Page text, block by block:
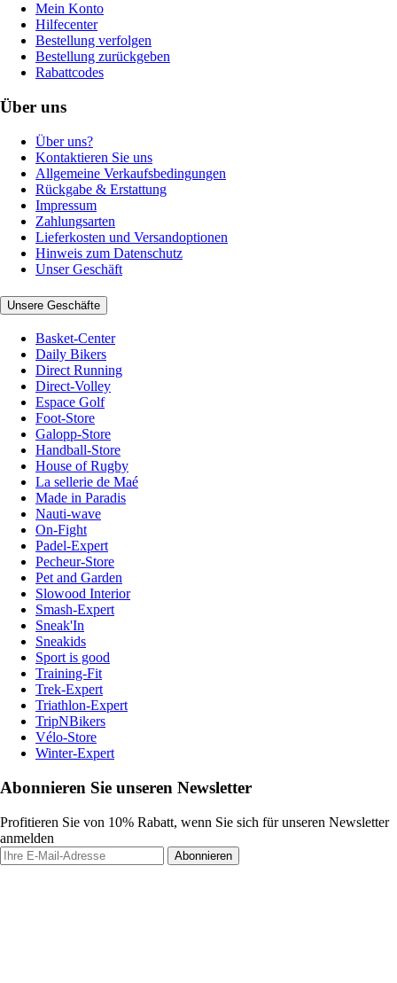
Mein Konto
Hilfecenter
Bestellung verfolgen
Bestellung zurückgeben
Rabattcodes
Über uns
Über uns?
Kontaktieren Sie uns
Allgemeine Verkaufsbedingungen
Rückgabe & Erstattung
Impressum
Zahlungsarten
Lieferkosten und Versandoptionen
Hinweis zum Datenschutz
Unser Geschäft
Unsere Geschäfte
Basket-Center
Daily Bikers
Direct Running
Direct-Volley
Espace Golf
Foot-Store
Galopp-Store
Handball-Store
House of Rugby
La sellerie de Maé
Made in Paradis
Nauti-wave
On-Fight
Padel-Expert
Pecheur-Store
Pet and Garden
Slowood Interior
Smash-Expert
Sneak'In
Sneakids
Sport is good
Training-Fit
Trek-Expert
Triathlon-Expert
TripNBikers
Vélo-Store
Winter-Expert
Abonnieren Sie unseren Newsletter
Profitieren Sie von 10% Rabatt, wenn Sie sich für unseren Newsletter
anmelden
Abonnieren